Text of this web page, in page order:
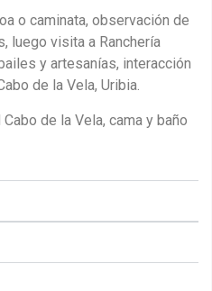
o caminata, observación de
luego visita a Ranchería
y artesanías, interacción
de la Vela, Uribia.
de la Vela, cama y baño